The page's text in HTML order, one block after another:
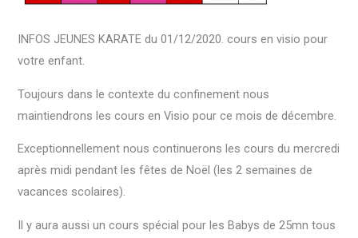
INFOS JEUNES KARATE du 01/12/2020. cours en visio pour
votre enfant.
Toujours dans le contexte du confinement nous
maintiendrons les cours en Visio pour ce mois de décembre.
Exceptionnellement nous continuerons les cours du mercredi
après midi pendant les fêtes de Noël (les 2 semaines de
vacances scolaires).
Il y aura aussi un cours spécial pour les Babys de 25mn tous